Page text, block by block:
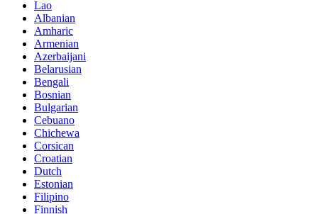
Lao
Albanian
Amharic
Armenian
Azerbaijani
Belarusian
Bengali
Bosnian
Bulgarian
Cebuano
Chichewa
Corsican
Croatian
Dutch
Estonian
Filipino
Finnish